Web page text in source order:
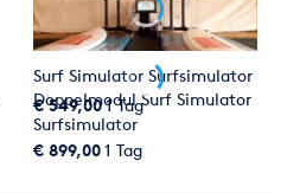
Surf Simulator Surfsimulator
€ 549,001 Tag
Doppelmodul Surf Simulator
Surfsimulator
€ 899,001 Tag